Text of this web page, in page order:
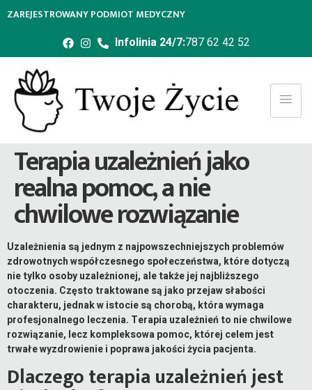
ZAREJESTROWANY PODMIOT MEDYCZNY
Infolinia 24/7:787 62 42 52
Terapia uzależnień jako
realna pomoc, a nie
chwilowe rozwiązanie
Uzależnienia są jednym z najpowszechniejszych problemów
zdrowotnych współczesnego społeczeństwa, które dotyczą
nie tylko osoby uzależnionej, ale także jej najbliższego
otoczenia. Często traktowane są jako przejaw słabości
charakteru, jednak w istocie są chorobą, która wymaga
profesjonalnego leczenia. Terapia uzależnień to nie chwilowe
rozwiązanie, lecz kompleksowa pomoc, której celem jest
trwałe wyzdrowienie i poprawa jakości życia pacjenta.
Dlaczego terapia uzależnień jest